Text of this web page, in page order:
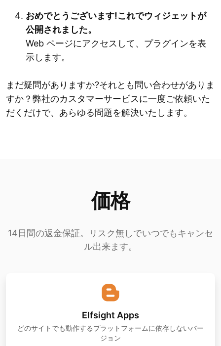
おめでとうございます!これでウィジェットが
公開されました。
Web ページにアクセスして、プラグインを表
示します。
まだ疑問がありますか?それとも問い合わせがありま
すか？弊社のカスタマーサービスに一度ご依頼いた
だくだけで、あらゆる問題を解決いたします。
価格
14日間の返金保証。リスク無しでいつでもキャンセ
ル出来ます。
Elfsight Apps
どのサイトでも動作するプラットフォームに依存しないバー
ジョン